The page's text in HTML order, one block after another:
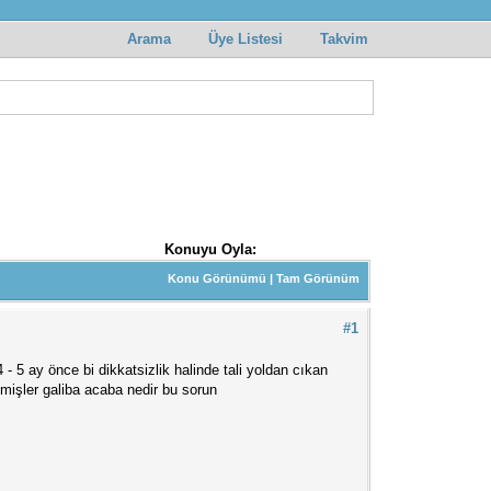
Arama Üye Listesi Takvim
Konuyu Oyla:
Konu Görünümü |Tam Görünüm
#1
5 ay önce bi dikkatsizlik halinde tali yoldan cıkan
galiba acaba nedir bu sorun